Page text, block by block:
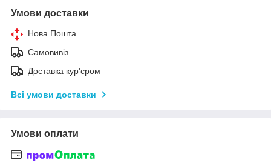
Умови доставки
Нова Пошта
Самовивіз
Доставка кур'єром
Всі умови доставки
Умови оплати